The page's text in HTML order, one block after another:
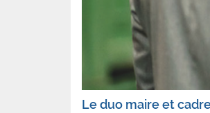
Le duo maire et